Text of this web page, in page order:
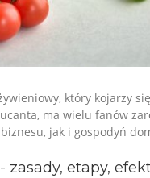
zasady, etapy,
który kojarzy
ma wielu fanów
jak i gospodyń